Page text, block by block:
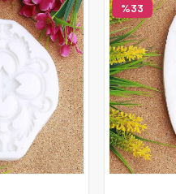
%33